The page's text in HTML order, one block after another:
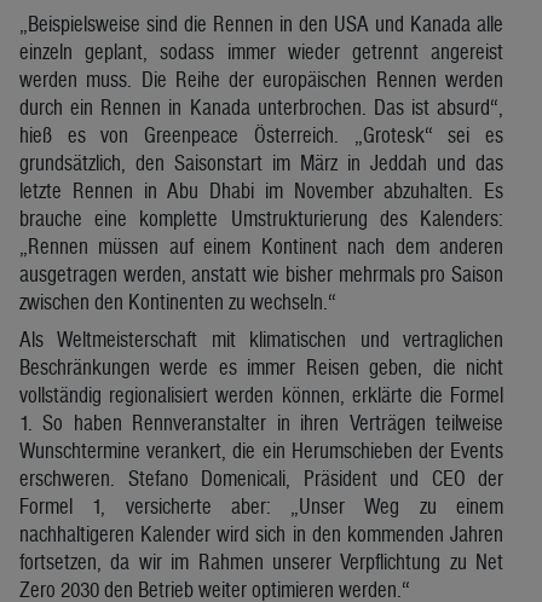
„Beispielsweise sind die Rennen in den USA und Kanada alle
einzeln geplant, sodass immer wieder getrennt angereist
werden muss. Die Reihe der europäischen Rennen werden
durch ein Rennen in Kanada unterbrochen. Das ist absurd“,
hieß es von Greenpeace Österreich. „Grotesk“ sei es
grundsätzlich, den Saisonstart im März in Jeddah und das
letzte Rennen in Abu Dhabi im November abzuhalten. Es
brauche eine komplette Umstrukturierung des Kalenders:
„Rennen müssen auf einem Kontinent nach dem anderen
ausgetragen werden, anstatt wie bisher mehrmals pro Saison
zwischen den Kontinenten zu wechseln.“
Als Weltmeisterschaft mit klimatischen und vertraglichen
Beschränkungen werde es immer Reisen geben, die nicht
vollständig regionalisiert werden können, erklärte die Formel
1. So haben Rennveranstalter in ihren Verträgen teilweise
Wunschtermine verankert, die ein Herumschieben der Events
erschweren. Stefano Domenicali, Präsident und CEO der
Formel 1, versicherte aber: „Unser Weg zu einem
nachhaltigeren Kalender wird sich in den kommenden Jahren
fortsetzen, da wir im Rahmen unserer Verpflichtung zu Net
Zero 2030 den Betrieb weiter optimieren werden.“